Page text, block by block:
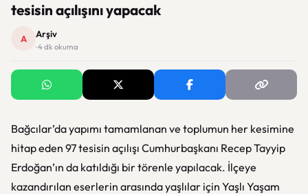
tesisin açılışını yapacak
A Arşiv
· 4 dk okuma
Bağcılar’da yapımı tamamlanan ve toplumun her kesimine
hitap eden 97 tesisin açılışı Cumhurbaşkanı Recep Tayyip
Erdoğan’ın da katıldığı bir törenle yapılacak. İlçeye
kazandırılan eserlerin arasında yaşlılar için Yaşlı Yaşam